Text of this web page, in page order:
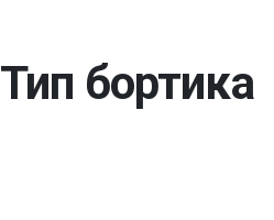
Тип бортика